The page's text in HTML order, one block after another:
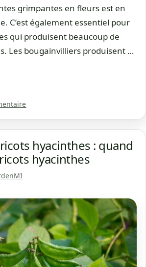
grimpantes en fleurs est en
C’est également essentiel pour
qui produisent beaucoup de
Les bougainvilliers produisent …
hyacinthes : quand
hyacinthes